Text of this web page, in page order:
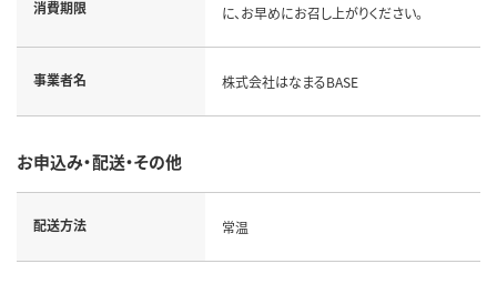
消費期限
に、お早めにお召し上がりください。
事業者名 株式会社はなまるBASE
お申込み・配送・その他
配送方法 常温